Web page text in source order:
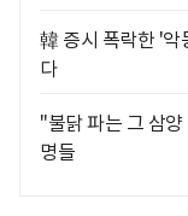
韓 증시 폭락한 '악
다
"불닭 파는 그 삼
명들